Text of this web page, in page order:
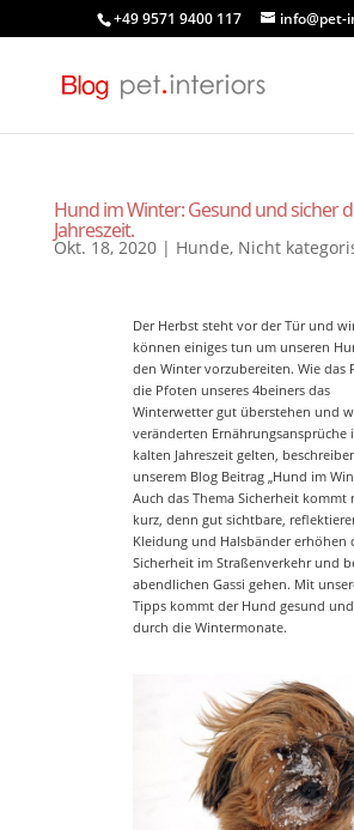
+49 9571 9400 117 info@pet-
Hund im Winter: Gesund und sicher
Jahreszeit.
Okt. 18, 2020| Hunde, Nicht
Der Herbst steht vor der Tür und
können einiges tun um unseren
den Winter vorzubereiten. Wie das
die Pfoten unseres 4beiners das
Winterwetter gut überstehen und
veränderten Ernährungsansprüche
kalten Jahreszeit gelten,
unserem Blog Beitrag „Hund im
Auch das Thema Sicherheit kommt
kurz, denn gut sichtbare,
Kleidung und Halsbänder erhöhen
Sicherheit im Straßenverkehr und
abendlichen Gassi gehen. Mit
Tipps kommt der Hund gesund
durch die Wintermonate.